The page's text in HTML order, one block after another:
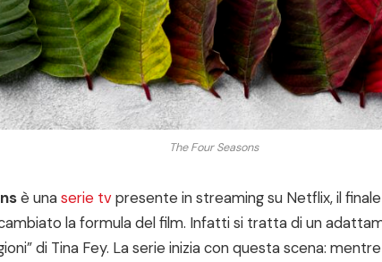
The Four Seasons
è una serie tvpresente in streaming su Netflix, il
la formula del film. Infatti si tratta di un
di Tina Fey. La serie inizia con questa scena: